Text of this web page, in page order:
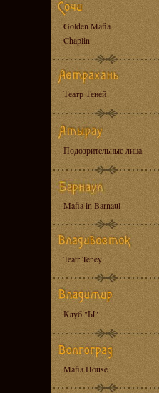
Golden Mafia
Chaplin
Театр Теней
Подозрительные лица
Mafia in Barnaul
Teatr Teney
Клуб "Ы"
Mafia House